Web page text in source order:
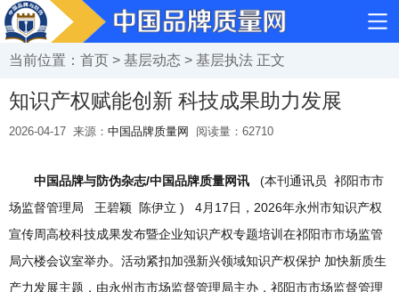
当前位置： 首页 > 基层动态 > 基层执法 正文
知识产权赋能创新 科技成果助力发展
2026-04-17 来源： 中国品牌质量网 阅读量： 62710
中国品牌与防伪杂志/中国品牌质量网讯
(本刊通讯员 祁阳市市
场监督管理局 王碧颖 陈伊立 ) 4月17日，2026年永州市知识产权
宣传周高校科技成果发布暨企业知识产权专题培训在祁阳市市场监管
局六楼会议室举办。活动紧扣加强新兴领域知识产权保护 加快新质生
产力发展主题，由永州市市场监督管理局主办，祁阳市市场监督管理